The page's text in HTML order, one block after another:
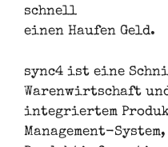
schnell
einen Haufen Geld.
sync4 ist eine
Warenwirtschaft
integriertem
Management-